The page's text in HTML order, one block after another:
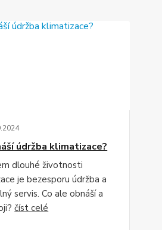
.2024
údržba klimatizace?
dlouhé životnosti
je bezesporu údržba a
servis. Co ale obnáší a
číst celé